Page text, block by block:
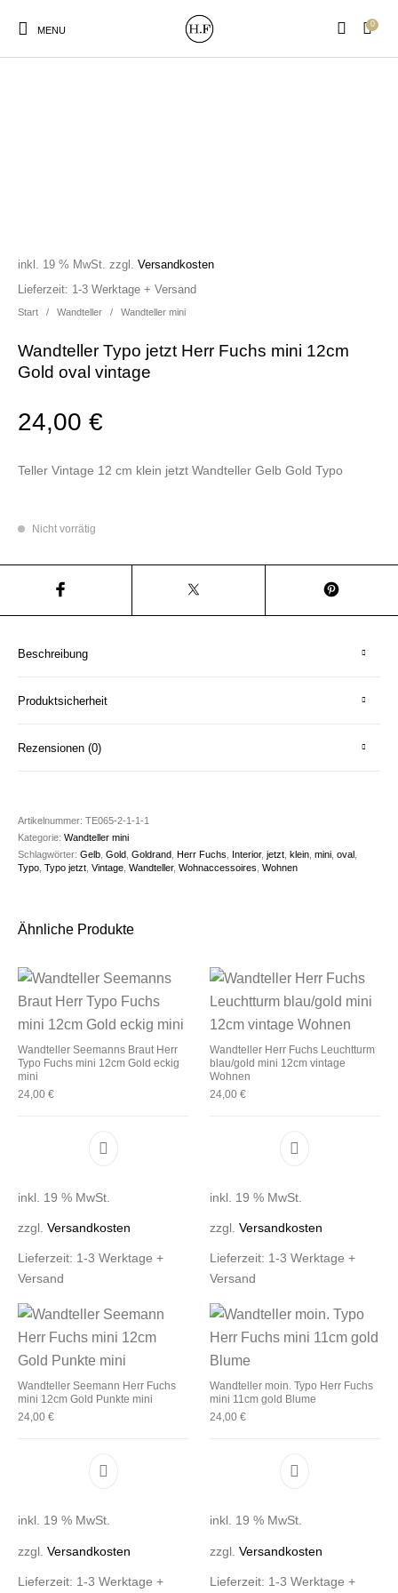
MENU
0
Start / Wandteller / Wandteller mini
Wandteller Typo jetzt Herr Fuchs mini 12cm
Gold oval vintage
24,00€
inkl. 19 % MwSt. zzgl.Versandkosten
Teller Vintage 12 cm klein jetzt Wandteller Gelb Gold Typo
Lieferzeit: 1-3 Werktage + Versand
Nicht vorrätig
Beschreibung
Produktsicherheit
Rezensionen (0)
Artikelnummer:TE065-2-1-1-1
Kategorie:Wandteller mini
Schlagwörter:Gelb ,Gold ,Goldrand ,Herr Fuchs Interior,jetzt ,klein ,mini ,oval
Typo ,Typo jetzt ,Vintage ,Wandteller,Wohnaccessoires ,Wohnen
Ähnliche Produkte
Wandteller Seemanns Braut Herr
Typo Fuchs mini 12cm Gold eckig
mini
24,00€
inkl. 19 % MwSt.
zzgl.Versandkosten
Lieferzeit: 1-3 Werktage +
Versand
Wandteller Herr Fuchs Leuchtturm
blau/gold mini 12cm vintage
Wohnen
24,00 €
inkl. 19 % MwSt.
zzgl. Versandkosten
Lieferzeit: 1-3 Werktage +
Versand
Wandteller Seemann Herr Fuchs
mini 12cm Gold Punkte mini
24,00€
inkl. 19 % MwSt.
zzgl.Versandkosten
Lieferzeit: 1-3 Werktage +
Wandteller moin. Typo Herr Fuchs
mini 11cm gold Blume
24,00 €
inkl. 19 % MwSt.
zzgl. Versandkosten
Lieferzeit: 1-3 Werktage +